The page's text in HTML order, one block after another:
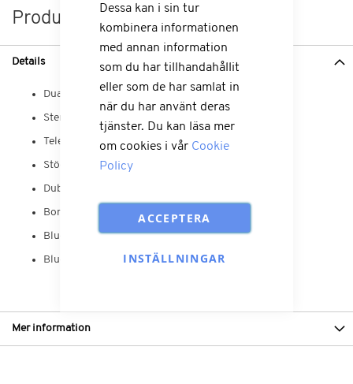
Produktinformation
Details
Dual PTT-funktion
Stereomusik
Telefonsamtal
Stöd Poc APP
Dubbel ljud och dubbel länk
Bommikrofon
Bluetooth profiler A2DP, AVRCP, HFP, HSP, SPP
Bluetooth® 4.1
Mer information
Dessa kan i sin tur
kombinera informationen
med annan information
som du har tillhandahållit
eller som de har samlat in
när du har använt deras
tjänster. Du kan läsa mer
om cookies i vår Cookie
Policy
ACCEPTERA
INSTÄLLNINGAR